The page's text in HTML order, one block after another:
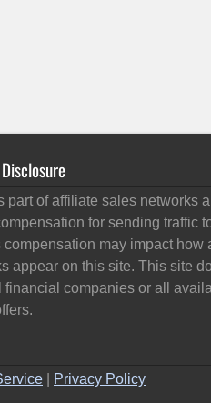
part of affiliate sales networks
for sending traffic
compensation may impact how
appear on this site. This site
financial companies or all
Privacy Policy